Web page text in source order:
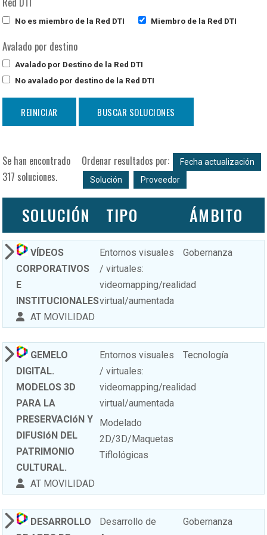
No es miembro de la Red DTI Miembro de la Red DTI
Avalado por destino
Avalado por Destino de la Red DTI
No avalado por destino de la Red DTI
Se han encontrado
317 soluciones.
Ordenar resultados por:
Fecha actualización
Solución
Proveedor
SOLUCIÓN TIPO ÁMBITO
VÍDEOS
CORPORATIVOS
E
INSTITUCIONALES
AT MOVILIDAD
Entornos visuales
/ virtuales:
videomapping/realidad
virtual/aumentada
Gobernanza
GEMELO
DIGITAL.
MODELOS 3D
PARA LA
PRESERVACIóN Y
DIFUSIóN DEL
PATRIMONIO
CULTURAL.
AT MOVILIDAD
Entornos visuales
/ virtuales:
videomapping/realidad
virtual/aumentada
Modelado
2D/3D/Maquetas
Tiflológicas
Tecnología
DESARROLLO
Desarrollo de
Gobernanza